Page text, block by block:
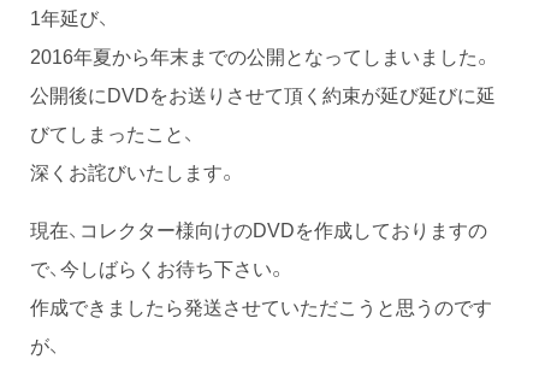
1年延び、
2016年夏から年末までの公開となってしまいました。
公開後にDVDをお送りさせて頂く約束が延び延びに延
びてしまったこと、
深くお詫びいたします。
現在、コレクター様向けのDVDを作成しておりますの
で、今しばらくお待ち下さい。
作成できましたら発送させていただこうと思うのです
が、